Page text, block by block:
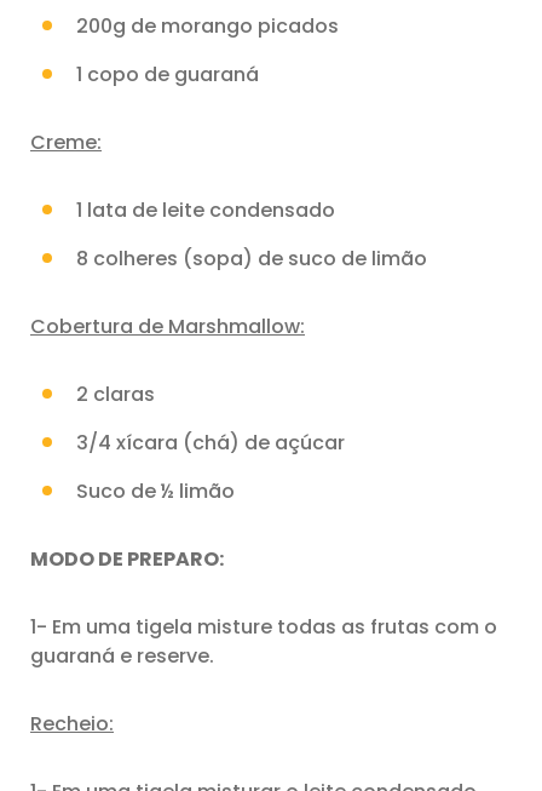
200g de morango picados
1 copo de guaraná
Creme:
1 lata de leite condensado
8 colheres (sopa) de suco de limão
Cobertura de Marshmallow:
2 claras
3/4 xícara (chá) de açúcar
Suco de ½ limão
MODO DE PREPARO:
1- Em uma tigela misture todas as frutas com o
guaraná e reserve.
Recheio: